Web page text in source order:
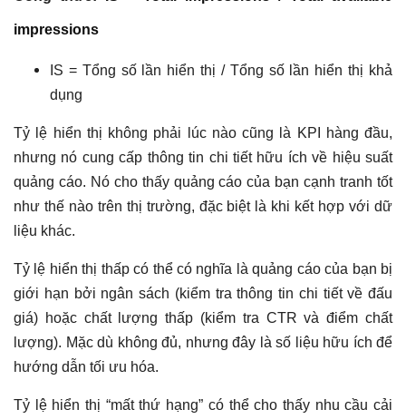
impressions
IS = Tổng số lần hiển thị / Tổng số lần hiển thị khả
dụng
Tỷ lệ hiển thị không phải lúc nào cũng là KPI hàng đầu,
nhưng nó cung cấp thông tin chi tiết hữu ích về hiệu suất
quảng cáo. Nó cho thấy quảng cáo của bạn cạnh tranh tốt
như thế nào trên thị trường, đặc biệt là khi kết hợp với dữ
liệu khác.
Tỷ lệ hiển thị thấp có thể có nghĩa là quảng cáo của bạn bị
giới hạn bởi ngân sách (kiểm tra thông tin chi tiết về đấu
giá) hoặc chất lượng thấp (kiểm tra CTR và điểm chất
lượng). Mặc dù không đủ, nhưng đây là số liệu hữu ích để
hướng dẫn tối ưu hóa.
Tỷ lệ hiển thị “mất thứ hạng” có thể cho thấy nhu cầu cải